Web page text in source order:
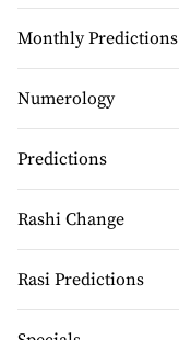
Monthly Predictions
Numerology
Predictions
Rashi Change
Rasi Predictions